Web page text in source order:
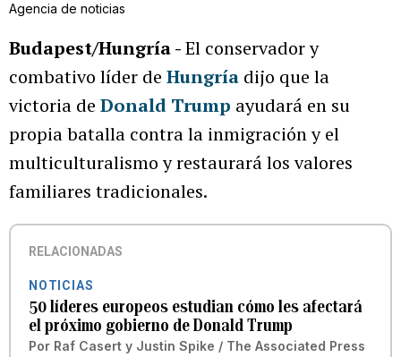
Agencia de noticias
Budapest/Hungría -El conservador y
combativo líder de Hungría dijo que la
victoria de Donald Trump ayudará en su
propia batalla contra la inmigración y el
multiculturalismo y restaurará los valores
familiares tradicionales.
RELACIONADAS
NOTICIAS
50 líderes europeos estudian cómo les afectará
el próximo gobierno de Donald Trump
Por Raf Casert y Justin Spike / The Associated Press